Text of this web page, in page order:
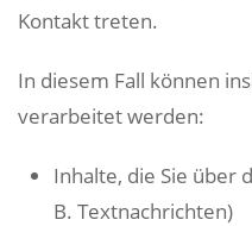
Kontakt treten.
In diesem Fall können
verarbeitet werden:
Inhalte, die Sie über
B. Textnachrichten)